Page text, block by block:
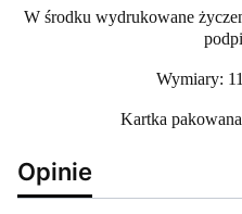
W środku wydrukowane
Wymiary:
Kartka
Opinie